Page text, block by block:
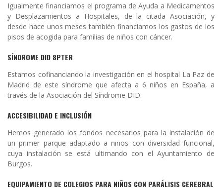
Igualmente financiamos el programa de Ayuda a Medicamentos
y Desplazamientos a Hospitales, de la citada Asociación, y
desde hace unos meses también financiamos los gastos de los
pisos de acogida para familias de niños con cáncer.
SÍNDROME DID 8PTER
Estamos cofinanciando la investigación en el hospital La Paz de
Madrid de este síndrome que afecta a 6 niños en España, a
través de la Asociación del Síndrome DID.
ACCESIBILIDAD E INCLUSIÓN
Hemos generado los fondos necesarios para la instalación de
un primer parque adaptado a niños con diversidad funcional,
cuya instalación se está ultimando con el Ayuntamiento de
Burgos.
EQUIPAMIENTO DE COLEGIOS PARA NIÑOS CON PARÁLISIS CEREBRAL